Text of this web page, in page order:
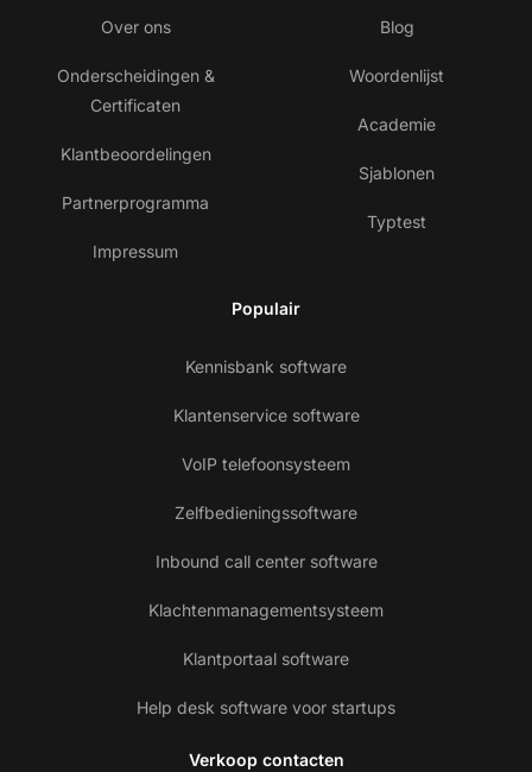
Over ons
Onderscheidingen &
Certificaten
Klantbeoordelingen
Partnerprogramma
Impressum
Blog
Woordenlijst
Academie
Sjablonen
Typtest
Populair
Kennisbank software
Klantenservice software
VoIP telefoonsysteem
Zelfbedieningssoftware
Inbound call center software
Klachtenmanagementsysteem
Klantportaal software
Help desk software voor startups
Verkoop contacten